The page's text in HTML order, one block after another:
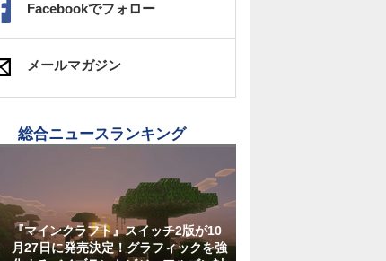
Facebookでフォロー
メールマガジン
総合ニュースランキング
『マインクラフト』スイッチ2版が10
月27日に発売決定！グラフィックを強